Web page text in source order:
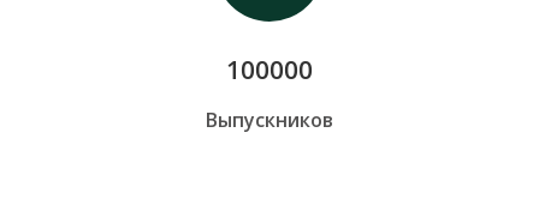
100000
Выпускников